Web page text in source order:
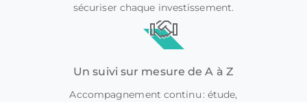
sécuriser chaque investissement.
Un suivi sur mesure de A à Z
Accompagnement continu : étude,